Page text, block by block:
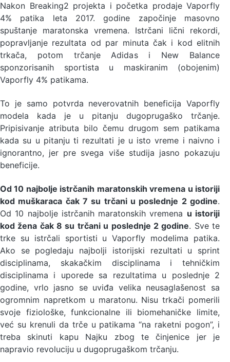
Nakon Breaking2 projekta i početka prodaje Vaporfly
4% patika leta 2017. godine započinje masovno
spuštanje maratonska vremena. Istrčani lični rekordi,
popravljanje rezultata od par minuta čak i kod elitnih
trkača, potom trčanje Adidas i New Balance
sponzorisanih sportista u maskiranim (obojenim)
Vaporfly 4% patikama.
To je samo potvrda neverovatnih beneficija Vaporfly
modela kada je u pitanju dugoprugaško trčanje.
Pripisivanje atributa bilo čemu drugom sem patikama
kada su u pitanju ti rezultati je u isto vreme i naivno i
ignorantno, jer pre svega više studija jasno pokazuju
beneficije.
Od 10 najbolje istrčanih maratonskih vremena u istoriji
kod muškaraca čak 7 su trčani u poslednje 2 godine.
Od 10 najbolje istrčanih maratonskih vremena u istoriji
kod žena čak 8 su trčani u poslednje 2 godine. Sve te
trke su istrčali sportisti u Vaporfly modelima patika.
Ako se pogledaju najbolji istorijski rezultati u sprint
disciplinama, skakačkim disciplinama i tehničkim
disciplinama i uporede sa rezultatima u poslednje 2
godine, vrlo jasno se uviđa velika neusaglašenost sa
ogromnim napretkom u maratonu. Nisu trkači pomerili
svoje fiziološke, funkcionalne ili biomehaničke limite,
već su krenuli da trče u patikama “na raketni pogon”, i
treba skinuti kapu Najku zbog te činjenice jer je
napravio revoluciju u dugoprugaškom trčanju.